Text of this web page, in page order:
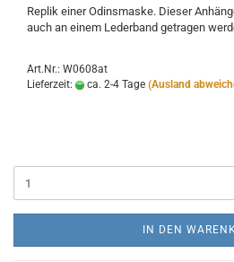
Replik einer Odinsmaske. Dieser
auch an einem Lederband getragen
Art.Nr.: W0608at
Lieferzeit:
ca. 2-4 Tage (Ausland
IN DEN